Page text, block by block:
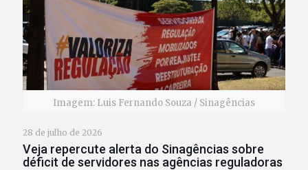
Imagem: Luis Fernando Souza / Sinagências
28 de julho de 2026
Veja repercute alerta do Sinagências sobre
déficit de servidores nas agências reguladoras